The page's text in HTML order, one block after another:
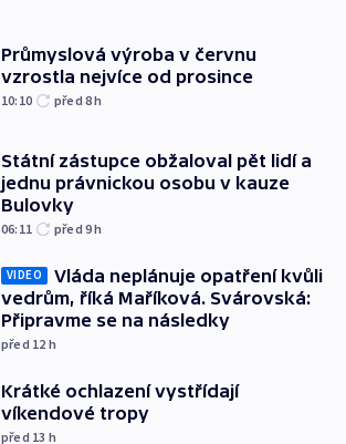
Průmyslová výroba v červnu
vzrostla nejvíce od prosince
10:10 před 8h
Státní zástupce obžaloval pět lidí a
jednu právnickou osobu v kauze
Bulovky
06:11 před 9h
VIDEO
Vláda neplánuje opatření kvůli
vedrům, říká Maříková. Svárovská:
Připravme se na následky
před 12 h
Krátké ochlazení vystřídají
víkendové tropy
před 13 h